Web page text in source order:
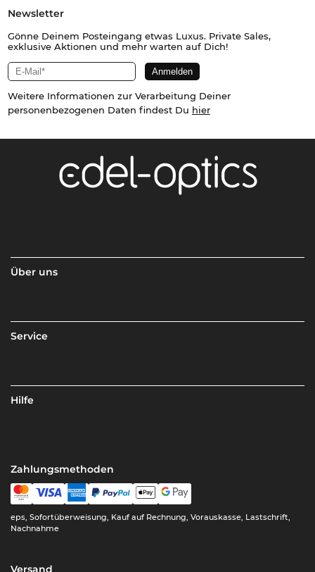
Newsletter
Gönne Deinem Posteingang etwas Luxus. Private Sales,
exklusive Aktionen und mehr warten auf Dich!
Weitere Informationen zur Verarbeitung Deiner
personenbezogenen Daten findest Du hier
Über uns
Service
Hilfe
Zahlungsmethoden
eps, Sofortüberweisung, Kauf auf Rechnung, Vorauskasse, Lastschrift,
Nachnahme
Versand